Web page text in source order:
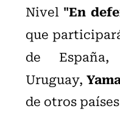
Nivel "En
que
de España,
Uruguay,
de otros